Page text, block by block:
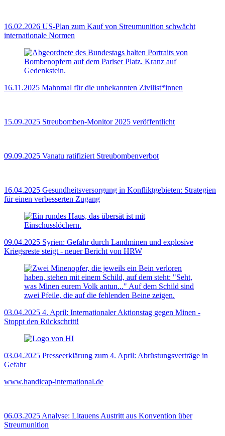
16.02.2026 US‑Plan zum Kauf von Streumunition schwächt
internationale Normen
16.11.2025 Mahnmal für die unbekannten Zivilist*innen
15.09.2025 Streubomben-Monitor 2025 veröffentlicht
09.09.2025 Vanatu ratifiziert Streubombenverbot
16.04.2025 Gesundheitsversorgung in Konfliktgebieten: Strategien
für einen verbesserten Zugang
09.04.2025 Syrien: Gefahr durch Landminen und explosive
Kriegsreste steigt - neuer Bericht von HRW
03.04.2025 4. April: Internationaler Aktionstag gegen Minen -
Stoppt den Rückschritt!
03.04.2025 Presseerklärung zum 4. April: Abrüstungsverträge in
Gefahr
www.handicap-international.de
06.03.2025 Analyse: Litauens Austritt aus Konvention über
Streumunition